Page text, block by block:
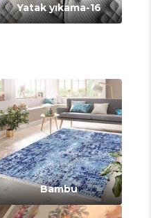
Yatak yıkama-16
Bambu